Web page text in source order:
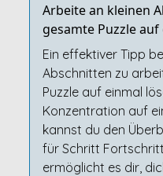
Arbeite an kleinen
gesamte Puzzle
Ein effektiver Tipp
Abschnitten zu
Puzzle auf einmal
Konzentration auf
kannst du den
für Schritt
ermöglicht es dir,